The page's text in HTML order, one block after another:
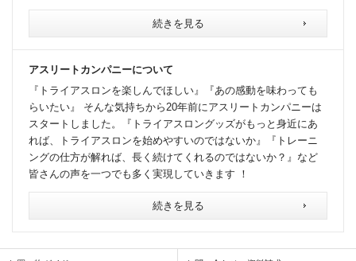
続きを見る
アスリートカンパニーについて
『トライアスロンを楽しんでほしい』『あの感動を味わっても
らいたい』 そんな気持ちから20年前にアスリートカンパニーは
スタートしました。『トライアスロングッズがもっと身近にあ
れば、トライアスロンを始めやすいのではないか』『トレーニ
ングの仕方が解れば、長く続けてくれるのではないか？』など
皆さんの声を一つでも多く実現していきます ！
続きを見る